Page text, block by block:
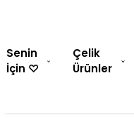
Senin
İçin ♡︎
Çelik
Ürünler